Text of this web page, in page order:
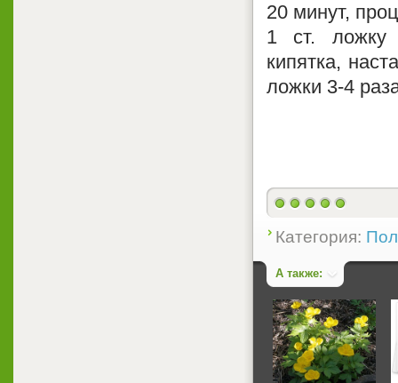
20 минут,
1 ст. ложку
кипятка,
ложки 3-4
Категория:
А также: